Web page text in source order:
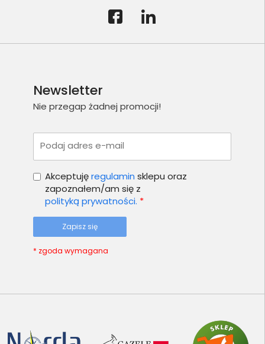
Newsletter
Nie przegap żadnej promocji!
Podaj adres e-mail
Akceptujęregulamin sklepu oraz
zapoznałem/am się z
polityką prywatności. *
Zapisz się
* zgoda wymagana